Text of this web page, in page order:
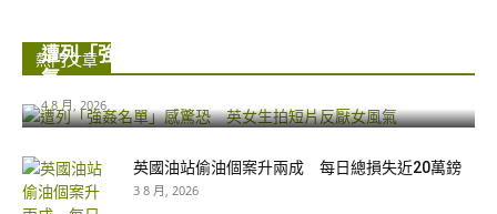
熱門文章
遭列「強姦名單」感驚恐 英女生拍短片反厭女風
氣
4 8 月, 2026
英國油站偷油個案升兩成 每日總損失近20萬鎊
3 8 月, 2026